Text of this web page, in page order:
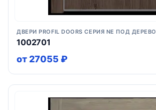
ДВЕРИ PROFIL DOORS СЕРИЯ NE ПОД ДЕРЕВО
1002701
от 27055 ₽